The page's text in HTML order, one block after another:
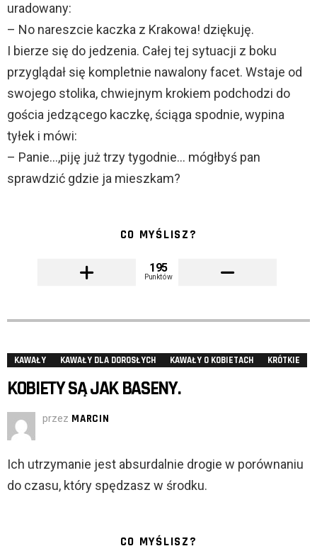
uradowany:
– No nareszcie kaczka z Krakowa! dziękuję.
I bierze się do jedzenia. Całej tej sytuacji z boku
przyglądał się kompletnie nawalony facet. Wstaje od
swojego stolika, chwiejnym krokiem podchodzi do
gościa jedzącego kaczkę, ściąga spodnie, wypina
tyłek i mówi:
– Panie…,piję już trzy tygodnie… mógłbyś pan
sprawdzić gdzie ja mieszkam?
CO MYŚLISZ?
195
Punktów
KAWAŁY KAWAŁY DLA DOROSŁYCH KAWAŁY O KOBIETACH KRÓTKIE
KOBIETY SĄ JAK BASENY.
przez MARCIN
Ich utrzymanie jest absurdalnie drogie w porównaniu
do czasu, który spędzasz w środku.
CO MYŚLISZ?